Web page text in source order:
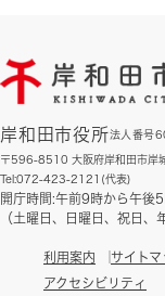
岸和田市役所法人番
〒596-8510 大阪府岸和田市岸
Tel:072-423-2121(代表)
開庁時間:午前9時から午後
（土曜日、日曜日、祝日、
利用案内 サイトマ
アクセシビリティ